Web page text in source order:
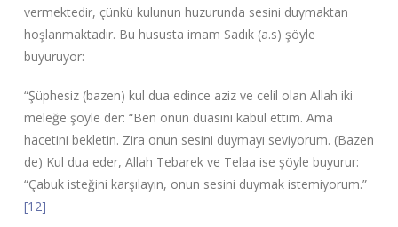
vermektedir, çünkü kulunun huzurunda sesini duymaktan
hoşlanmaktadır. Bu hususta imam Sadık (a.s) şöyle
buyuruyor:
“Şüphesiz (bazen) kul dua edince aziz ve celil olan Allah iki
meleğe şöyle der: “Ben onun duasını kabul ettim. Ama
hacetini bekletin. Zira onun sesini duymayı seviyorum. (Bazen
de) Kul dua eder, Allah Tebarek ve Telaa ise şöyle buyurur:
“Çabuk isteğini karşılayın, onun sesini duymak istemiyorum.”
[12]